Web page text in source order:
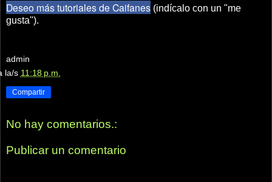
Deseo más tutoriales de Caifanes (indícalo con un "me
gusta").
admin
la/s 11:18 p.m.
Compartir
No hay comentarios.:
Publicar un comentario